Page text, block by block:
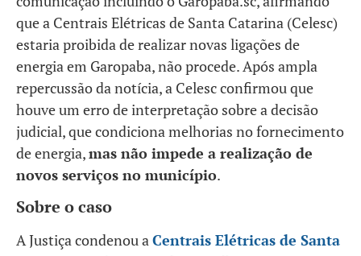
que a Centrais Elétricas de Santa Catarina (Celesc)
estaria proibida de realizar novas ligações de
energia em Garopaba, não procede. Após ampla
repercussão da notícia, a Celesc confirmou que
houve um erro de interpretação sobre a decisão
judicial, que condiciona melhorias no fornecimento
de energia,mas não impede a realização de
novos serviços no município.
Sobre o caso
A Justiça condenou aCentrais Elétricas de Santa